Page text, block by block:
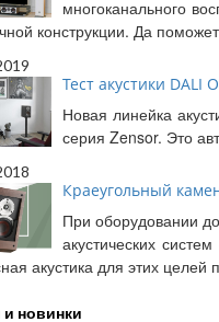
многоканального
конструкции. Да
Тест акустики
Новая линейка
серия Zensor. Это
Краеугольный
При оборудовании
акустических
акустика для этих
новинки